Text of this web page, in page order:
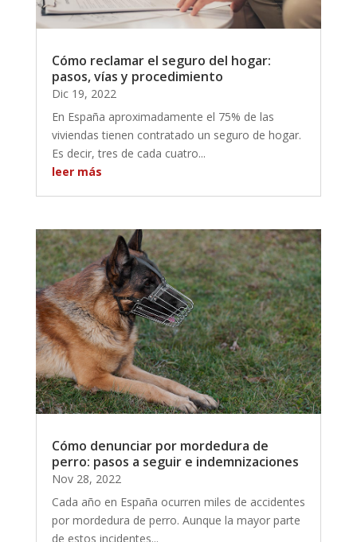
Cómo reclamar el seguro del hogar:
pasos, vías y procedimiento
Dic 19, 2022
En España aproximadamente el 75% de las
viviendas tienen contratado un seguro de hogar.
Es decir, tres de cada cuatro...
leer más
Cómo denunciar por mordedura de
perro: pasos a seguir e indemnizaciones
Nov 28, 2022
Cada año en España ocurren miles de accidentes
por mordedura de perro. Aunque la mayor parte
de estos incidentes...